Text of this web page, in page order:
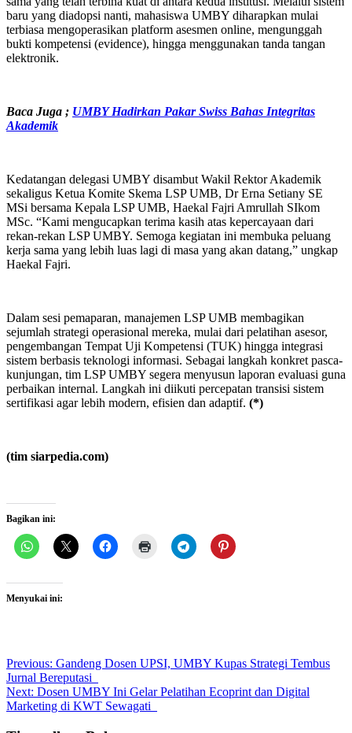
baru yang diadopsi nanti, mahasiswa UMBY diharapkan mulai
terbiasa mengoperasikan platform asesmen online, mengunggah
bukti kompetensi (evidence), hingga menggunakan tanda tangan
elektronik.
Baca Juga ; UMBY Hadirkan Pakar Swiss Bahas Integritas
Akademik
Kedatangan delegasi UMBY disambut Wakil Rektor Akademik
sekaligus Ketua Komite Skema LSP UMB, Dr Erna Setiany SE
MSi bersama Kepala LSP UMB, Haekal Fajri Amrullah SIkom
MSc. “Kami mengucapkan terima kasih atas kepercayaan dari
rekan-rekan LSP UMBY. Semoga kegiatan ini membuka peluang
kerja sama yang lebih luas lagi di masa yang akan datang,” ungkap
Haekal Fajri.
Dalam sesi pemaparan, manajemen LSP UMB membagikan
sejumlah strategi operasional mereka, mulai dari pelatihan asesor,
pengembangan Tempat Uji Kompetensi (TUK) hingga integrasi
sistem berbasis teknologi informasi. Sebagai langkah konkret pasca-
kunjungan, tim LSP UMBY segera menyusun laporan evaluasi guna
perbaikan internal. Langkah ini diikuti percepatan transisi sistem
sertifikasi agar lebih modern, efisien dan adaptif. (*)
(tim siarpedia.com)
Bagikan ini:
Menyukai ini:
Post
navigation
Previous: Gandeng Dosen UPSI, UMBY Kupas Strategi Tembus
Jurnal Bereputasi
Next: Dosen UMBY Ini Gelar Pelatihan Ecoprint dan Digital
Marketing di KWT Sewagati